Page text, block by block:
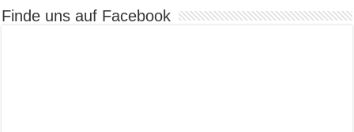
Finde uns auf Facebook